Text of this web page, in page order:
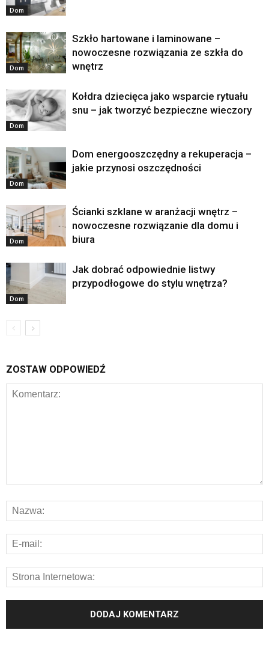
Dom
Dom
Szkło hartowane i laminowane –
nowoczesne rozwiązania ze szkła do
wnętrz
Dom
Kołdra dziecięca jako wsparcie rytuału
snu – jak tworzyć bezpieczne wieczory
Dom
Dom energooszczędny a rekuperacja –
jakie przynosi oszczędności
Dom
Ścianki szklane w aranżacji wnętrz –
nowoczesne rozwiązanie dla domu i
biura
Dom
Jak dobrać odpowiednie listwy
przypodłogowe do stylu wnętrza?
ZOSTAW ODPOWIEDŹ